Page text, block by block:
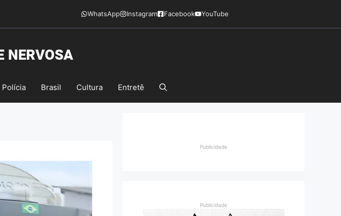
WhatsApp Instagram Facebook YouTube
Polícia Brasil Cultura Entretê
Publicidade
Publicidade